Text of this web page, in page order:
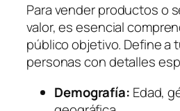
Para vender productos o
valor, es esencial
público objetivo. Define a
personas con detalles
Demografía: Edad,